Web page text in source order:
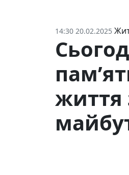
14:30 20.02.2025
життя